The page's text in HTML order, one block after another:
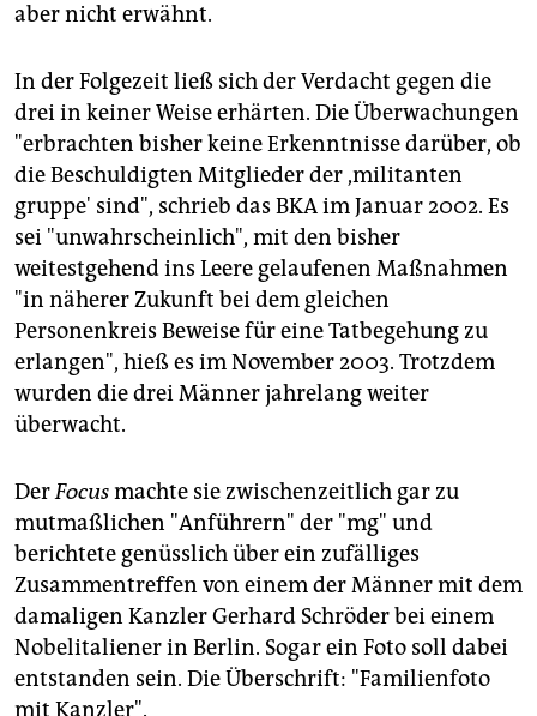
aber nicht erwähnt.
In der Folgezeit ließ sich der Verdacht gegen die
drei in keiner Weise erhärten. Die Überwachungen
"erbrachten bisher keine Erkenntnisse darüber, ob
die Beschuldigten Mitglieder der ,militanten
gruppe' sind", schrieb das BKA im Januar 2002. Es
sei "unwahrscheinlich", mit den bisher
weitestgehend ins Leere gelaufenen Maßnahmen
"in näherer Zukunft bei dem gleichen
Personenkreis Beweise für eine Tatbegehung zu
erlangen", hieß es im November 2003. Trotzdem
wurden die drei Männer jahrelang weiter
überwacht.
DerFocusmachte sie zwischenzeitlich gar zu
mutmaßlichen "Anführern" der "mg" und
berichtete genüsslich über ein zufälliges
Zusammentreffen von einem der Männer mit dem
damaligen Kanzler Gerhard Schröder bei einem
Nobelitaliener in Berlin. Sogar ein Foto soll dabei
entstanden sein. Die Überschrift: "Familienfoto
mit Kanzler".